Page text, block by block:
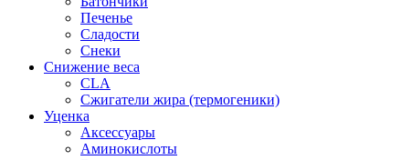
Печенье
Сладости
Снеки
Снижение веса
CLA
Сжигатели жира (термогеники)
Уценка
Аксессуары
Аминокислоты